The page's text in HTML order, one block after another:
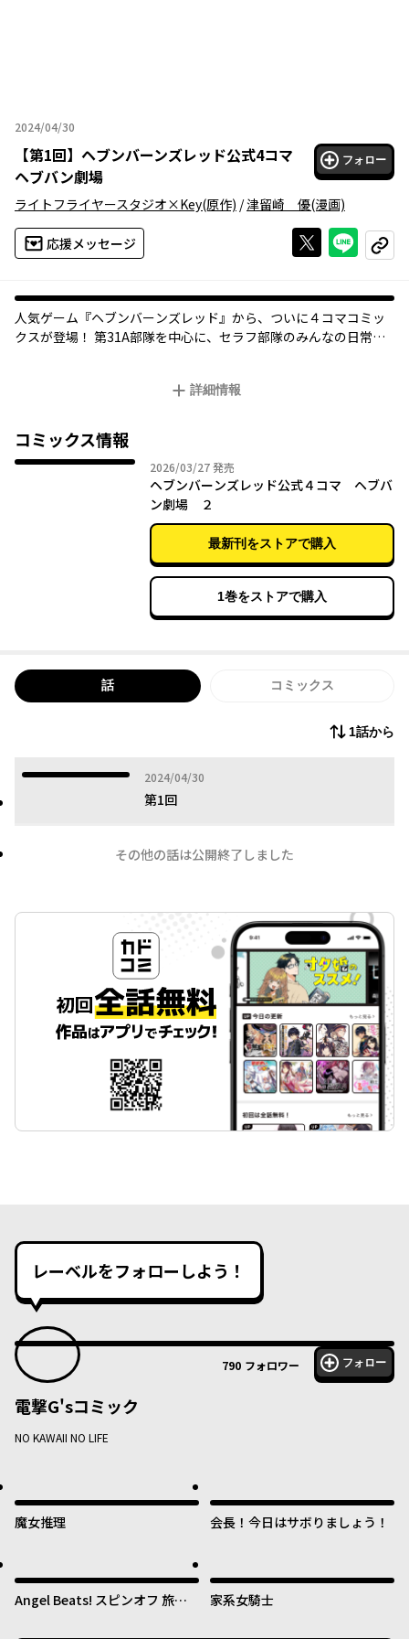
2024/04/30
2024年04月30日
【第1回】 ヘブンバーンズレッド公式4コマ
ヘブバン劇場
フォロー
ライトフライヤースタジオ×Key(原作) /津留崎 優(漫画)
応援メッセージ Xで投稿する
ライン
コピー
人気ゲーム『ヘブンバーンズレッド』から、ついに４コマコミッ
クスが登場！ 第31A部隊を中心に、セラフ部隊のみんなの日常が
津留崎優が描くゆるっとかわいいメンバーに癒されて♪
詳細情報
コミックス情報
2026/03/272026年03月27日
発売
ヘブンバーンズレッド公式４コマ ヘブバ
ン劇場 ２
最新刊をストアで購入
1巻をストアで購入
話 コミックス
1話から
2024/04/30
2024年04月30日
第1回
その他の話は公開終了しました
レーベルをフォローしよう！
790 フォロワー フォロー
電撃G'sコミック
NO KAWAII NO LIFE
魔女推理 会長！今日はサボりましょう！
Angel Beats! スピンオフ 旅す
家系女騎士